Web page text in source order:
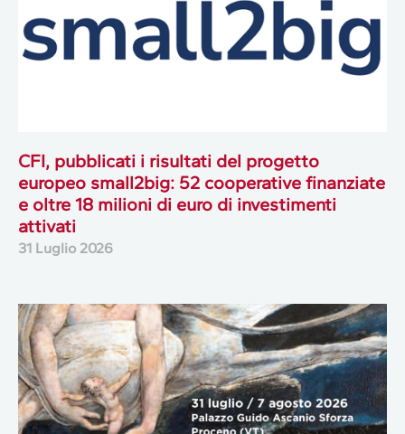
CFI, pubblicati i risultati del progetto
europeo small2big: 52 cooperative finanziate
e oltre 18 milioni di euro di investimenti
attivati
31 Luglio 2026